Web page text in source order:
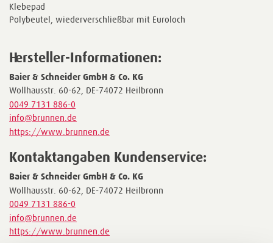
Klebepad
Polybeutel, wiederverschließbar mit Euroloch
Hersteller-Informationen:
Baier & Schneider GmbH & Co. KG
Wollhausstr. 60-62, DE-74072 Heilbronn
0049 7131 886-0
info@brunnen.de
https://www.brunnen.de
Kontaktangaben Kundenservice:
Baier & Schneider GmbH & Co. KG
Wollhausstr. 60-62, DE-74072 Heilbronn
0049 7131 886-0
info@brunnen.de
https://www.brunnen.de